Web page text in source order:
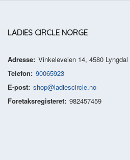
LADIES CIRCLE NORGE
Adresse: Vinkeleveien 14, 4580 Lyngdal
Telefon: 90065923
E-post: shop@ladiescircle.no
Foretaksregisteret: 982457459